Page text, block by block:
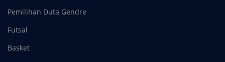
Pemilihan Duta Gendre
Futsal
Basket